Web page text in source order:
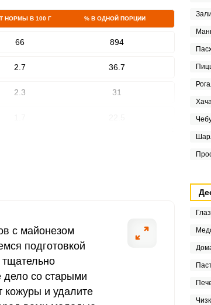
НОРМЫ В 100 Г % В ОДНОЙ ПОРЦИИ
66 894
2.7 36.7
2.3 31
11.6
1.6
с майонезом
подготовкой
со старыми
кожуры и удалите
сетей: